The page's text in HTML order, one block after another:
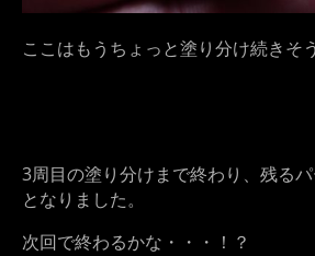
ここはもうちょっと塗り分け続きそ
3周目の塗り分けまで終わり、残る
となりました。
次回で終わるかな・・・！？